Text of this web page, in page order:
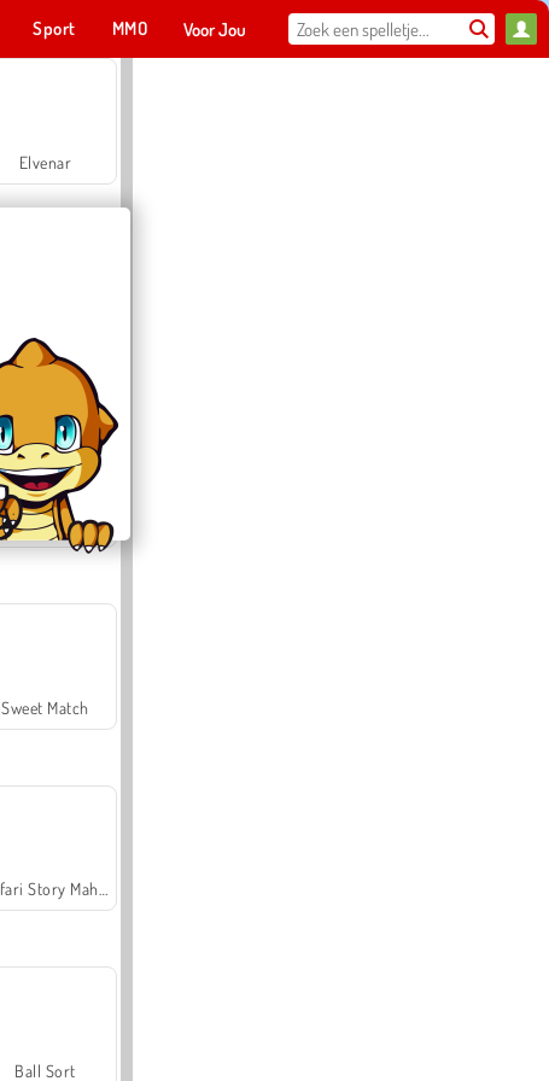
Sport MMO Voor Jou
Elvenar
Offroad Crash Climber 4X4
Sweet Match
Ball Sort